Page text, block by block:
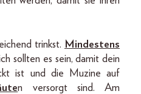
trinkst. Mindestens
sollten es sein, damit dein
ist und die Muzine auf
n versorgt sind. Am